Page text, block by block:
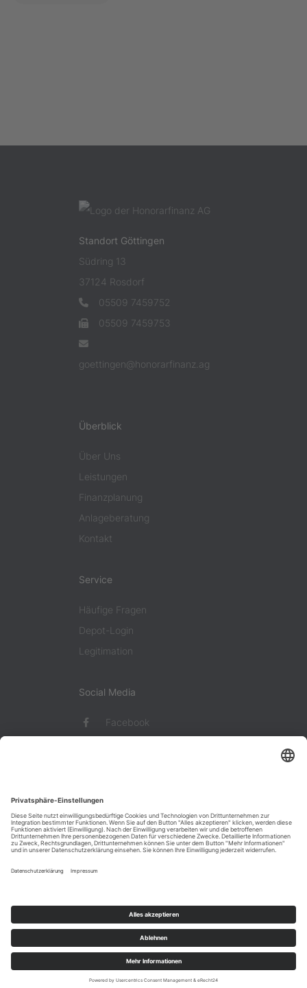
Standort Göttingen
Südring 13
37124 Rosdorf
05509 7459752
05509 7459753
goettingen@honorarfinanz.ag
Überblick
Über Uns
Leistungen
Finanzplanung
Anlageberatung
Kontakt
Service
Häufige Fragen
Depot-Login
Legitimation
Social Media
Facebook
KONTAKT DATENSCHUTZ SOCIAL-MEDIA-DATENSCHUTZ
IMPRESSUM COOKIE-EINSTELLUNGEN
224 Kundenbewertungen